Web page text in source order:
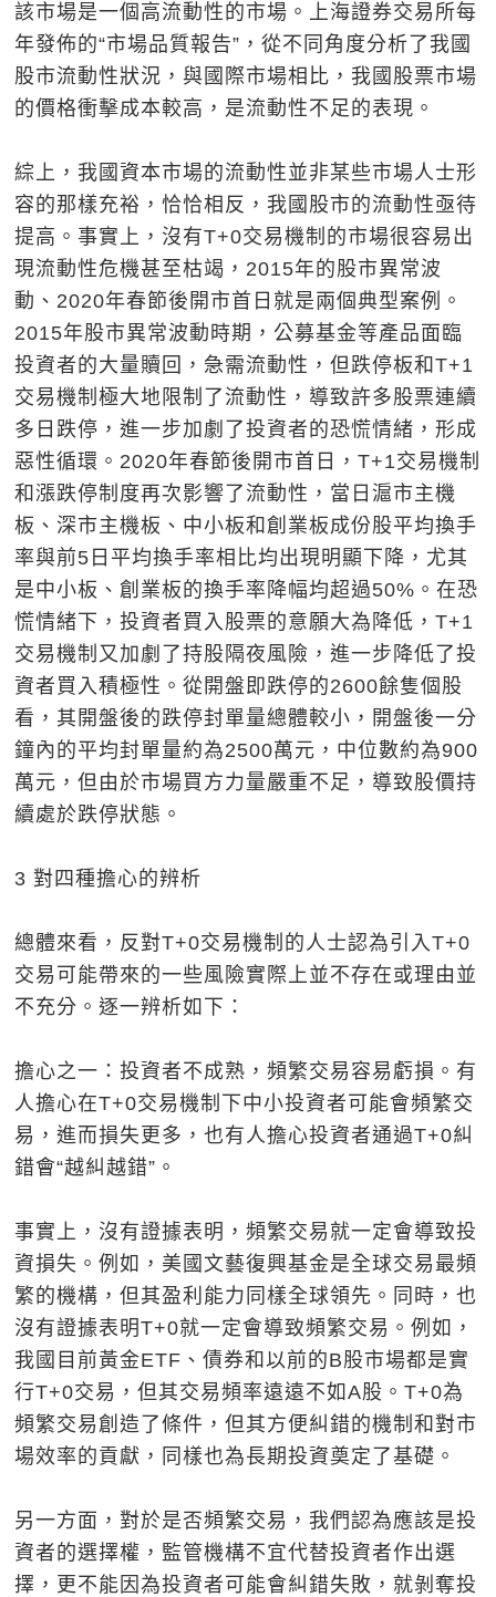
該市場是一個高流動性的市場。上海證券交易所每
年發佈的“市場品質報告”，從不同角度分析了我國
股市流動性狀況，與國際市場相比，我國股票市場
的價格衝擊成本較高，是流動性不足的表現。
綜上，我國資本市場的流動性並非某些市場人士形
容的那樣充裕，恰恰相反，我國股市的流動性亟待
提高。事實上，沒有T+0交易機制的市場很容易出
現流動性危機甚至枯竭，2015年的股市異常波
動、2020年春節後開市首日就是兩個典型案例。
2015年股市異常波動時期，公募基金等產品面臨
投資者的大量贖回，急需流動性，但跌停板和T+1
交易機制極大地限制了流動性，導致許多股票連續
多日跌停，進一步加劇了投資者的恐慌情緒，形成
惡性循環。2020年春節後開市首日，T+1交易機制
和漲跌停制度再次影響了流動性，當日滬市主機
板、深市主機板、中小板和創業板成份股平均換手
率與前5日平均換手率相比均出現明顯下降，尤其
是中小板、創業板的換手率降幅均超過50%。在恐
慌情緒下，投資者買入股票的意願大為降低，T+1
交易機制又加劇了持股隔夜風險，進一步降低了投
資者買入積極性。從開盤即跌停的2600餘隻個股
看，其開盤後的跌停封單量總體較小，開盤後一分
鐘內的平均封單量約為2500萬元，中位數約為900
萬元，但由於市場買方力量嚴重不足，導致股價持
續處於跌停狀態。
3 對四種擔心的辨析
總體來看，反對T+0交易機制的人士認為引入T+0
交易可能帶來的一些風險實際上並不存在或理由並
不充分。逐一辨析如下：
擔心之一：投資者不成熟，頻繁交易容易虧損。有
人擔心在T+0交易機制下中小投資者可能會頻繁交
易，進而損失更多，也有人擔心投資者通過T+0糾
錯會“越糾越錯”。
事實上，沒有證據表明，頻繁交易就一定會導致投
資損失。例如，美國文藝復興基金是全球交易最頻
繁的機構，但其盈利能力同樣全球領先。同時，也
沒有證據表明T+0就一定會導致頻繁交易。例如，
我國目前黃金ETF、債券和以前的B股市場都是實
行T+0交易，但其交易頻率遠遠不如A股。T+0為
頻繁交易創造了條件，但其方便糾錯的機制和對市
場效率的貢獻，同樣也為長期投資奠定了基礎。
另一方面，對於是否頻繁交易，我們認為應該是投
資者的選擇權，監管機構不宜代替投資者作出選
擇，更不能因為投資者可能會糾錯失敗，就剝奪投